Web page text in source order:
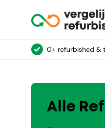
0+ refurbished &
Alle